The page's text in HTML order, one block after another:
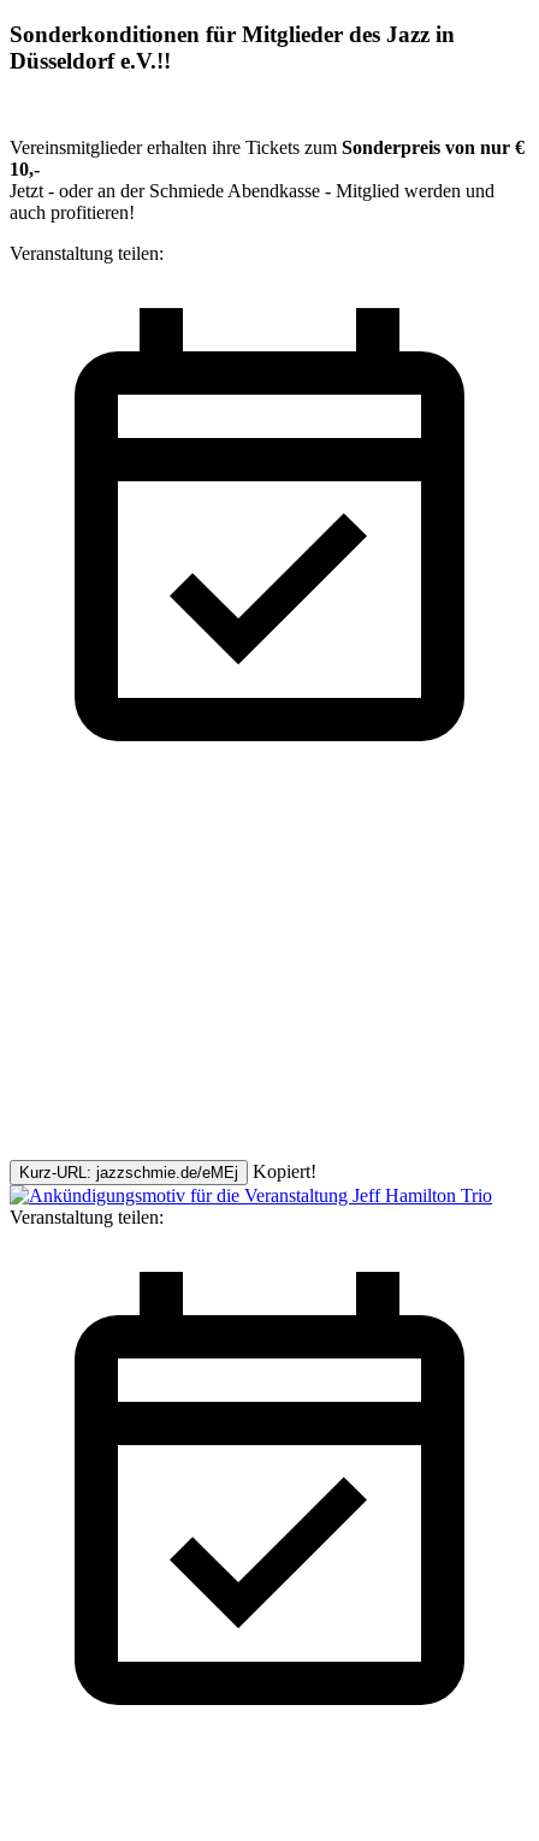
Sonderkonditionen für Mitglieder des Jazz in
Düsseldorf e.V.!!
Vereinsmitglieder erhalten ihre Tickets zum Sonderpreis von nur €
10,-
Jetzt - oder an der Schmiede Abendkasse - Mitglied werden und
auch profitieren!
Veranstaltung teilen:
Kurz-URL: jazzschmie.de/eMEj Kopiert!
Veranstaltung teilen: